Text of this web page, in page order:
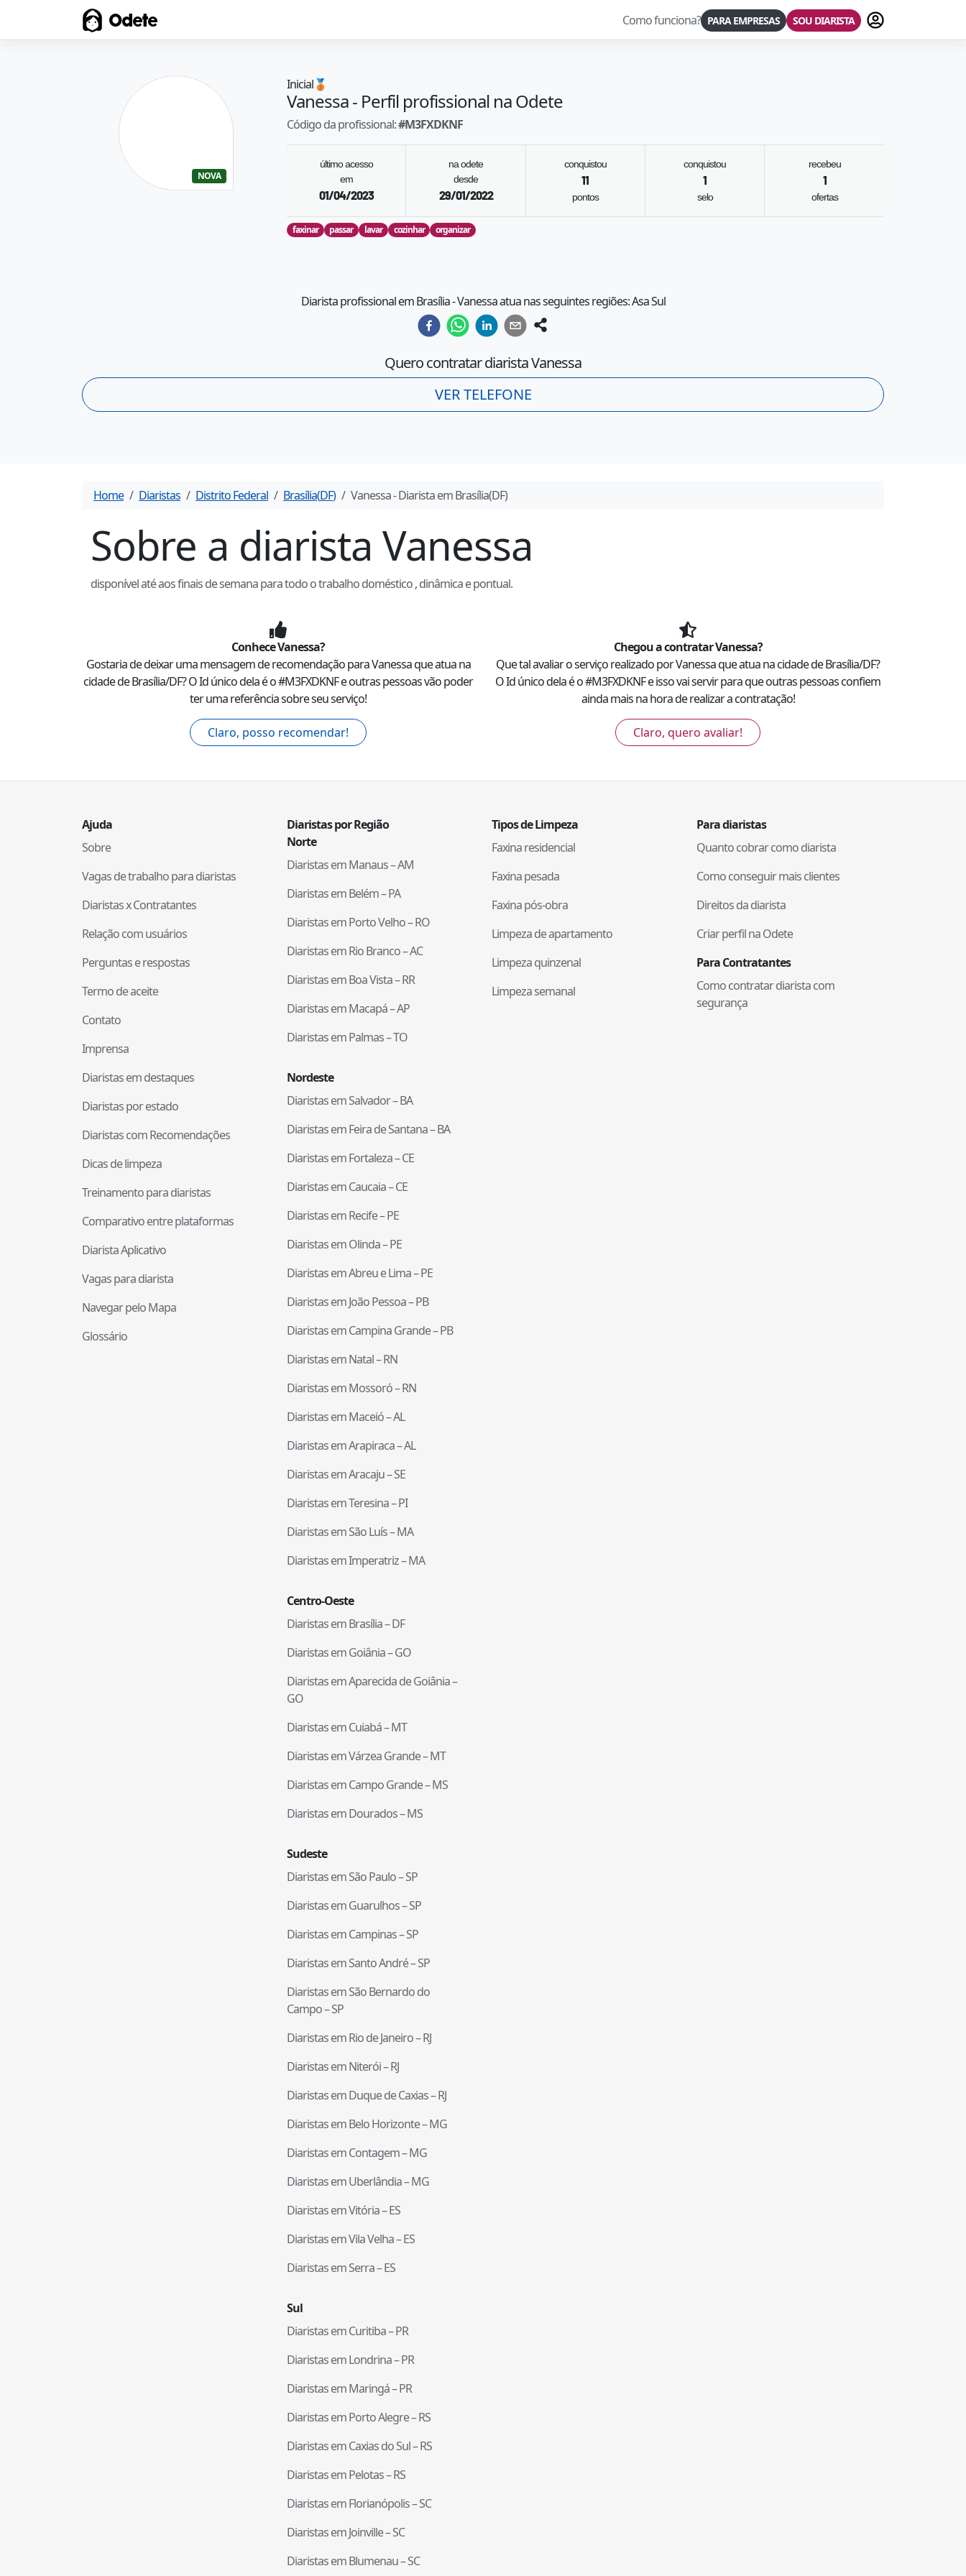
Odete Como funciona? PARA EMPRESAS SOU DIARISTA Fazer login
NOVA
Inicial🥉
Vanessa- Perfil profissional na Odete
Código da profissional:#M3FXDKNF
último acesso
em
01/04/2023
na odete
desde
29/01/2022
conquistou
11
pontos
conquistou
1
selo
recebeu
1
ofertas
faxinar passar lavar cozinhar organizar
Diarista profissional em Brasília - Vanessa atua nas seguintes regiões: Asa Sul
Quero contratar diaristaVanessa
VER TELEFONE
Home Diaristas Distrito Federal Brasília(DF) Vanessa- Diarista emBrasília(DF)
Sobre a diarista Vanessa
disponível até aos finais de semana para todo o trabalho doméstico , dinâmica e pontual.
ConheceVanessa?
Gostaria de deixar uma mensagem de recomendação paraVanessaque atua na
cidade deBrasília/DF? O Id único dela é o #M3FXDKNFe outras pessoas vão poder
ter uma referência sobre seu serviço!
Claro, posso recomendar!
Chegou a contratarVanessa?
Que tal avaliar o serviço realizado porVanessaque atua na cidade deBrasília/DF?
O Id único dela é o #M3FXDKNFe isso vai servir para que outras pessoas confiem
ainda mais na hora de realizar a contratação!
Claro, quero avaliar!
Ajuda
Sobre
Vagas de trabalho para diaristas
Diaristas x Contratantes
Relação com usuários
Perguntas e respostas
Termo de aceite
Contato
Imprensa
Diaristas em destaques
Diaristas por estado
Diaristas com Recomendações
Dicas de limpeza
Treinamento para diaristas
Comparativo entre plataformas
Diarista Aplicativo
Vagas para diarista
Navegar pelo Mapa
Glossário
Diaristas por Região
Norte
Diaristas emManaus–AM
Diaristas emBelém–PA
Diaristas emPorto Velho–RO
Diaristas emRio Branco–AC
Diaristas emBoa Vista–RR
Diaristas emMacapá–AP
Diaristas emPalmas–TO
Nordeste
Diaristas emSalvador–BA
Diaristas emFeira de Santana–BA
Diaristas emFortaleza–CE
Diaristas emCaucaia–CE
Diaristas emRecife–PE
Diaristas emOlinda–PE
Diaristas emAbreu e Lima–PE
Diaristas emJoão Pessoa–PB
Diaristas emCampina Grande–PB
Diaristas emNatal–RN
Diaristas emMossoró–RN
Diaristas emMaceió–AL
Diaristas emArapiraca–AL
Diaristas emAracaju–SE
Diaristas emTeresina–PI
Diaristas emSão Luís–MA
Diaristas emImperatriz–MA
Centro-Oeste
Diaristas emBrasília–DF
Diaristas emGoiânia–GO
Diaristas emAparecida de Goiânia–
GO
Diaristas emCuiabá–MT
Diaristas emVárzea Grande–MT
Diaristas emCampo Grande–MS
Diaristas emDourados–MS
Sudeste
Diaristas emSão Paulo–SP
Diaristas emGuarulhos–SP
Diaristas emCampinas–SP
Diaristas emSanto André–SP
Diaristas emSão Bernardo do
Campo–SP
Diaristas emRio de Janeiro–RJ
Diaristas emNiterói–RJ
Diaristas emDuque de Caxias–RJ
Diaristas emBelo Horizonte–MG
Diaristas emContagem–MG
Diaristas emUberlândia–MG
Diaristas emVitória–ES
Diaristas emVila Velha–ES
Diaristas emSerra–ES
Sul
Diaristas emCuritiba–PR
Diaristas emLondrina–PR
Diaristas emMaringá–PR
Diaristas emPorto Alegre–RS
Diaristas emCaxias do Sul–RS
Diaristas emPelotas–RS
Diaristas emFlorianópolis–SC
Diaristas emJoinville–SC
Diaristas emBlumenau–SC
Tipos de Limpeza
Faxina residencial
Faxina pesada
Faxina pós-obra
Limpeza de apartamento
Limpeza quinzenal
Limpeza semanal
Para diaristas
Quanto cobrar como diarista
Como conseguir mais clientes
Direitos da diarista
Criar perfil na Odete
Para Contratantes
Como contratar diarista com
segurança